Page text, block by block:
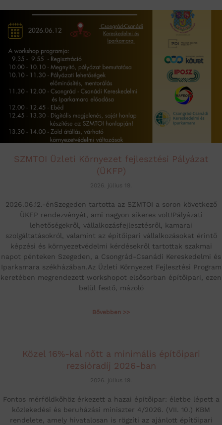
SZMTOI Üzleti Környezet fejlesztési Pályázat
(ÜKFP)
2026. július 19.
2026.06.12.-énSzegeden tartotta az SZMTOI a soron következő
ÜKFP rendezvényét, ami nagyon sikeres volt!Pályázati
lehetőségekről, vállalkozásfejlesztésről, kamarai
szolgáltatásokról, valamint az építőipari vállalkozásokat érintő
képzési és környezetvédelmi kérdésekről tartottak szakmai
napot pénteken Szegeden, a Csongrád-Csanádi Kereskedelmi és
Iparkamara székházában.Az Üzleti Környezet Fejlesztési Program
keretében megrendezett workshopot elsősorban építőipari, ezen
belül festő, mázoló
Bővebben >>
Közel 16%-kal nőtt a minimális építőipari
rezsióradíj 2026-ban
2026. július 19.
Fontos mérföldkőhöz érkezett a hazai építőipar: életbe lépett a
közlekedési és beruházási miniszter 4/2026. (VII. 10.) KBM
rendelete, amely hivatalosan is rögzíti az ajánlott építőipari